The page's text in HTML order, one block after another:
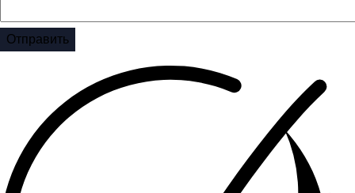
Отправить